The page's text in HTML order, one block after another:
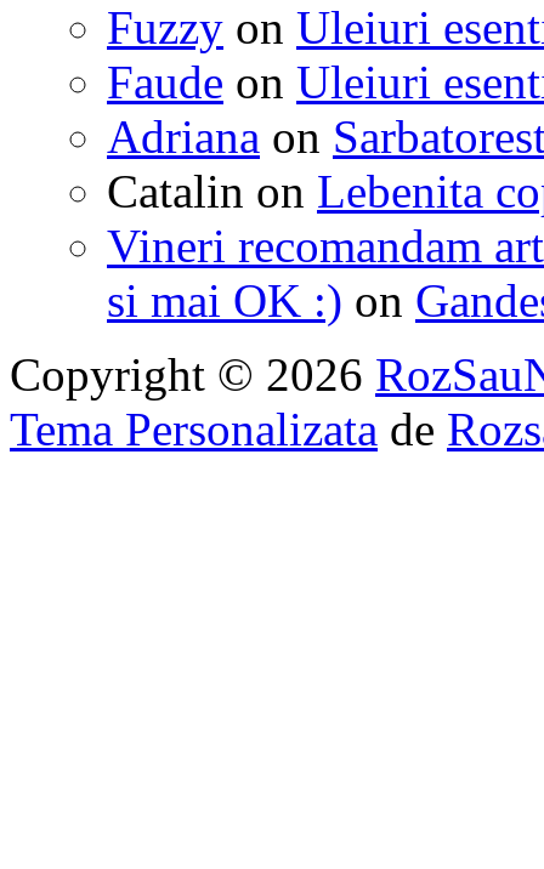
Fuzzy on Uleiuri
Faude on Uleiuri
Adriana on
Catalin on Lebenita
Vineri recomandam
si mai OK :) on
Copyright © 2026
Tema Personalizata de